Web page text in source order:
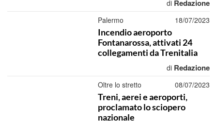
di Redazione
Palermo 18/07/2023
Incendio aeroporto
Fontanarossa, attivati 24
collegamenti da Trenitalia
di Redazione
Oltre lo stretto 08/07/2023
Treni, aerei e aeroporti,
proclamato lo sciopero
nazionale